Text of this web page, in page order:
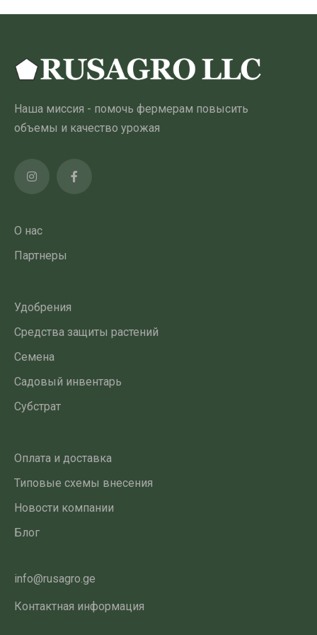
можно
выбрать
странице
товара
можно
выбрать
странице
Наша миссия - помочь фермерам повысить
объемы и качество урожая
О нас
Партнеры
Удобрения
Средства защиты растений
Семена
Садовый инвентарь
Субстрат
Оплата и доставка
Типовые схемы внесения
Новости компании
Блог
info@rusagro.ge
Контактная информация